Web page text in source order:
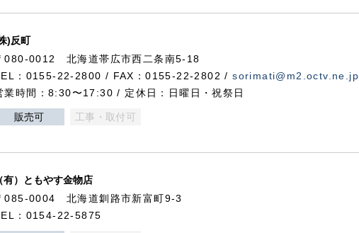
)反町
080-0012 北海道帯広市西二条南5-18
：0155-22-2800 / FAX：0155-22-2802 /sorimati@m2.octv.ne.jp
業時間：8:30〜17:30 / 定休日：日曜日・祝祭日
販売可 工事・取付可
有）ともやす金物店
085-0004 北海道釧路市新富町9-3
：0154-22-5875